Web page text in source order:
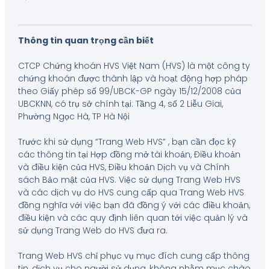
Thông tin quan trọng cần biết
CTCP Chứng khoán HVS Việt Nam (HVS) là một công ty
chứng khoán được thành lập và hoạt động hợp pháp
theo Giấy phép số 99/UBCK-GP ngày 15/12/2008 của
UBCKNN, có trụ sở chính tại: Tầng 4, số 2 Liễu Giai,
Phường Ngọc Hà, TP Hà Nội
Trước khi sử dụng “Trang Web HVS” , bạn cần đọc kỹ
các thông tin tại Hợp đồng mở tài khoản, Điều khoản
và điều kiện của HVS, Điều khoản Dịch vụ và Chính
sách Bảo mật của HVS. Việc sử dụng Trang Web HVS
và các dịch vụ do HVS cung cấp qua Trang Web HVS
đồng nghĩa với việc bạn đã đồng ý với các điều khoản,
điều kiện và các quy định liên quan tới việc quản lý và
sử dụng Trang Web do HVS đưa ra.
Trang Web HVS chỉ phục vụ mục đích cung cấp thông